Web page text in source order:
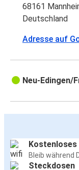
68161
Deutschland
Adresse auf
Neu-Edingen/
Kostenloses
Bleib während
Steckdosen